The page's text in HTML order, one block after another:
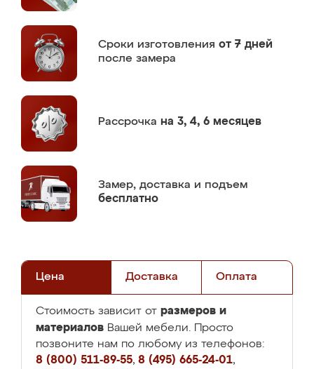
Сроки изготовления от 7 дней
после замера
Рассрочка на 3, 4, 6 месяцев
Замер, доставка и подъем
бесплатно
Цена Доставка Оплата
Стоимость зависит от размеров и
материалов Вашей мебели. Просто
позвоните нам по любому из телефонов:
8 (800) 511-89-55, 8 (495) 665-24-01,